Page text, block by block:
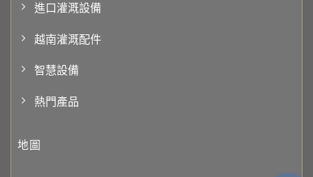
進口灌溉設備
越南灌溉配件
智慧設備
熱門產品
地圖